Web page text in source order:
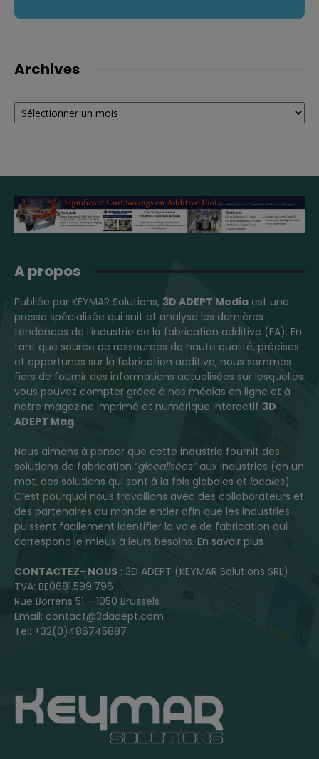
Archives
Archives
A propos
Publiée par KEYMAR Solutions, 3D ADEPT Media est une
presse spécialisée qui suit et analyse les dernières
tendances de l’industrie de la fabrication additive (FA). En
tant que source de ressources de haute qualité, précises
et opportunes sur la fabrication additive, nous sommes
fiers de fournir des informations actualisées sur lesquelles
vous pouvez compter grâce à nos médias en ligne et à
notre magazine imprimé et numérique interactif 3D
ADEPT Mag.
Nous aimons à penser que cette industrie fournit des
solutions de fabrication “glocalisées” aux industries (en un
mot, des solutions qui sont à la fois globales et locales).
C’est pourquoi nous travaillons avec des collaborateurs et
des partenaires du monde entier afin que les industries
puissent facilement identifier la voie de fabrication qui
correspond le mieux à leurs besoins. En savoir plus
CONTACTEZ- NOUS : 3D ADEPT (KEYMAR Solutions SRL) –
TVA: BE0681.599.796
Rue Borrens 51 – 1050 Brussels
Email: contact@3dadept.com
Tel: +32(0)486745887